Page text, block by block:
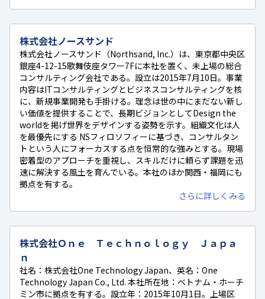
株式会社ノースサンド
株式会社ノースサンド（Northsand, Inc.）は、東京都中央区
銀座4-12-15歌舞伎座タワー7Fに本社を置く、未上場の総合
コンサルティング会社である。設立は2015年7月10日。事業
内容はITコンサルティングとビジネスコンサルティングを核
に、新規事業開発も手掛ける。理念は世の中にまだない新し
い価値を提供することで、長期ビジョンとしてDesign the
worldを掲げ世界をデザインする姿勢を示す。組織文化は人
を最優先にする NSフィロソフィーに基づき、コンサルタン
トという人にフォーカスする点を恒常的な強みとする。現場
密着型のアプローチを重視し、スキルだけに頼らず課題を迅
速に解決する風土を育んでいる。本社のほか関西・福岡にも
拠点を有する。
さらに詳しくみる
株式会社Ｏｎｅ Ｔｅｃｈｎｏｌｏｇｙ Ｊａｐａ
ｎ
社名：株式会社One Technology Japan、英名：One
Technology Japan Co., Ltd. 本社所在地：ベトナム・ホーチ
ミン市に拠点を有する。設立年：2015年10月1日。上場区